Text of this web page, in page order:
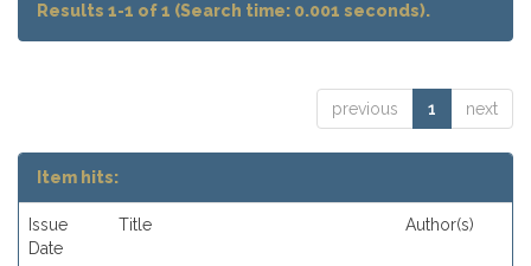
Results 1-1 of 1 (Search time: 0.001 seconds).
previous 1 next
Item hits:
Issue
Date
Title Author(s)